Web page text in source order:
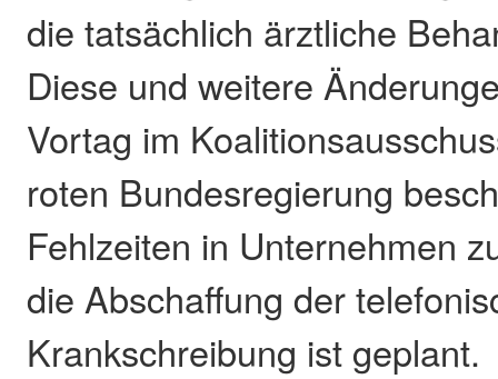
die tatsächlich ärztliche
Diese und weitere
Vortag im
roten Bundesregierung
Fehlzeiten in Unternehmen
die Abschaffung der
Krankschreibung ist geplant.